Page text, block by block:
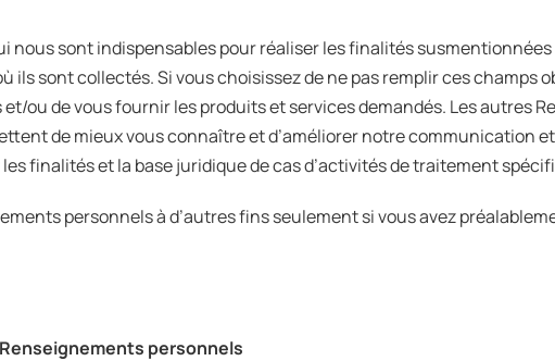
nous sont indispensables pour réaliser les finalités
ils sont collectés. Si vous choisissez de ne pas remplir ces champs
ou de vous fournir les produits et services demandés. Les autres
de mieux vous connaître et d’améliorer notre communication
finalités et la base juridique de cas d’activités de traitement
personnels à d’autres fins seulement si vous avez
personnels